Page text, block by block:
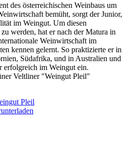
des österreichischen Weinbaus um
bemüht, sorgt der Junior,
im Weingut. Um diesen
werden, hat er nach der Matura in
Weinwirtschaft im
kennen gelernt. So praktizierte er in
Südafrika, und in Australien und
erfolgreich im Weingut ein.
Veltliner "Weingut Pleil"
Pleil